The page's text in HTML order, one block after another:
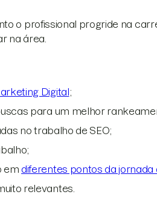
o profissional progride na
na área.
Digital;
para um melhor
no trabalho de SEO;
emdiferentes pontos da jornada
relevantes.